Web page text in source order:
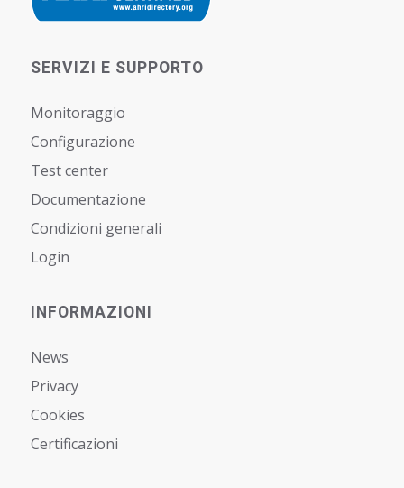
SERVIZI E SUPPORTO
Monitoraggio
Configurazione
Test center
Documentazione
Condizioni generali
Login
INFORMAZIONI
News
Privacy
Cookies
Certificazioni